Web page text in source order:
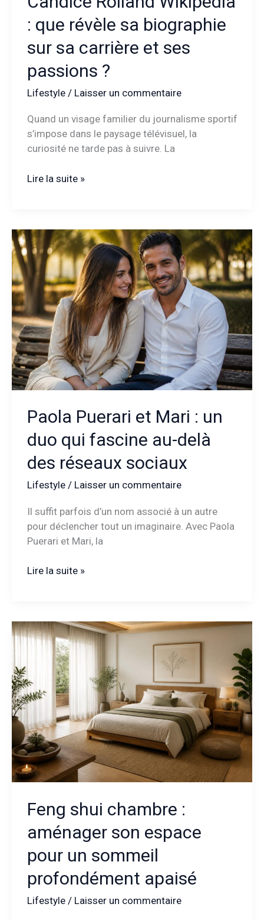
: que révèle sa biographie
sur sa carrière et ses
passions ?
Lifestyle/ Laisser un commentaire
Quand un visage familier du journalisme sportif
s’impose dans le paysage télévisuel, la
curiosité ne tarde pas à suivre. La
Candice
que
révèle
sa
biographie
sur
sa
carrière
et
ses
passions
?
Lire la suite »
Paola Puerari et Mari : un
duo qui fascine au-delà
des réseaux sociaux
Lifestyle/ Laisser un commentaire
Il suffit parfois d’un nom associé à un autre
pour déclencher tout un imaginaire. Avec Paola
Puerari et Mari, la
Paola
:
un
qui
fascine
au-
delà
des
réseaux
sociaux
Lire la suite »
Feng shui chambre :
aménager son espace
pour un sommeil
profondément apaisé
Lifestyle/ Laisser un commentaire